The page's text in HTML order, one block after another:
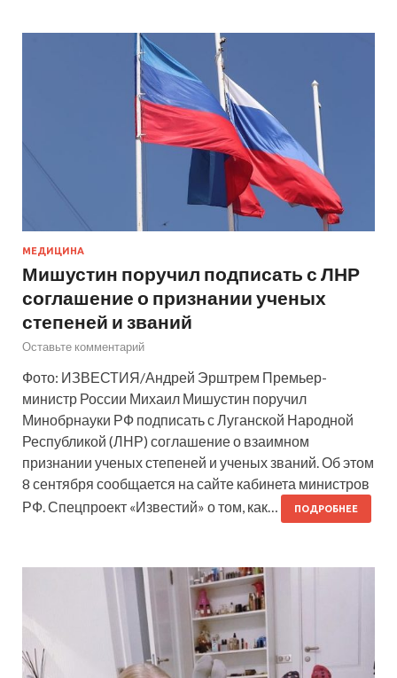
МЕДИЦИНА
Мишустин поручил подписать с ЛНР
соглашение о признании ученых
степеней и званий
Оставьте комментарий
Фото: ИЗВЕСТИЯ/Андрей Эрштрем Премьер-
министр России Михаил Мишустин поручил
Минобрнауки РФ подписать с Луганской Народной
Республикой (ЛНР) соглашение о взаимном
признании ученых степеней и ученых званий. Об этом
8 сентября сообщается на сайте кабинета министров
РФ. Спецпроект «Известий» о том, как…
ПОДРОБНЕЕ